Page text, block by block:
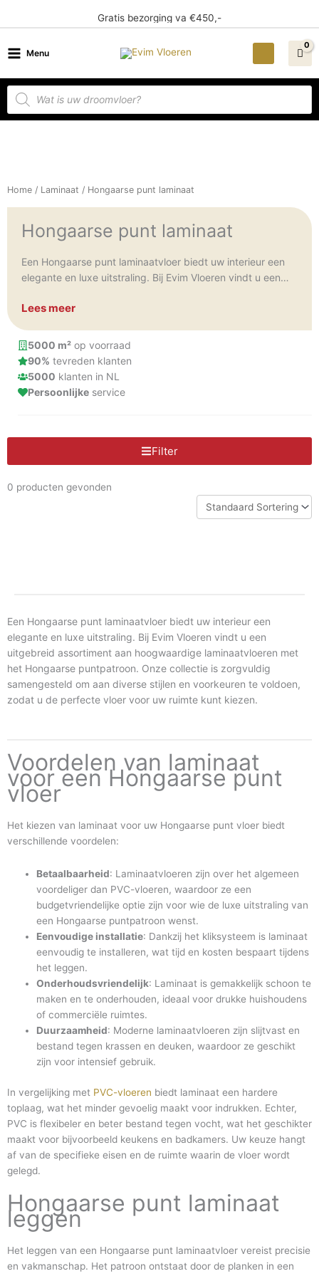
inhoud
Gratis bezorging va €450,-
Menu
Producten
zoeken
Home / Laminaat / Hongaarse punt laminaat
Hongaarse punt laminaat
Een Hongaarse punt laminaatvloer biedt uw interieur een
elegante en luxe uitstraling. Bij Evim Vloeren vindt u een
met het Hongaarse puntpatroon. Onze collectie is
voorkeuren te voldoen, zodat u de perfecte vloer voor uw
ruimte kunt kiezen.
Lees meer
5000 m² op voorraad
90% tevreden klanten
5000 klanten in NL
Persoonlijke service
Filter
0 producten gevonden
Een Hongaarse punt laminaatvloer biedt uw interieur een
elegante en luxe uitstraling. Bij Evim Vloeren vindt u een
uitgebreid assortiment aan hoogwaardige laminaatvloeren met
het Hongaarse puntpatroon. Onze collectie is zorgvuldig
samengesteld om aan diverse stijlen en voorkeuren te voldoen,
zodat u de perfecte vloer voor uw ruimte kunt kiezen.
Voordelen van laminaat
voor een Hongaarse punt
vloer
Het kiezen van laminaat voor uw Hongaarse punt vloer biedt
verschillende voordelen:
Betaalbaarheid: Laminaatvloeren zijn over het algemeen
voordeliger dan PVC-vloeren, waardoor ze een
budgetvriendelijke optie zijn voor wie de luxe uitstraling van
een Hongaarse puntpatroon wenst.
Eenvoudige installatie: Dankzij het kliksysteem is laminaat
eenvoudig te installeren, wat tijd en kosten bespaart tijdens
het leggen.
Onderhoudsvriendelijk: Laminaat is gemakkelijk schoon te
maken en te onderhouden, ideaal voor drukke huishoudens
of commerciële ruimtes.
Duurzaamheid: Moderne laminaatvloeren zijn slijtvast en
bestand tegen krassen en deuken, waardoor ze geschikt
zijn voor intensief gebruik.
In vergelijking met PVC-vloeren biedt laminaat een hardere
toplaag, wat het minder gevoelig maakt voor indrukken. Echter,
PVC is flexibeler en beter bestand tegen vocht, wat het geschikter
maakt voor bijvoorbeeld keukens en badkamers. Uw keuze hangt
af van de specifieke eisen en de ruimte waarin de vloer wordt
gelegd.
Hongaarse punt laminaat
leggen
Het leggen van een Hongaarse punt laminaatvloer vereist precisie
en vakmanschap. Het patroon ontstaat door de planken in een